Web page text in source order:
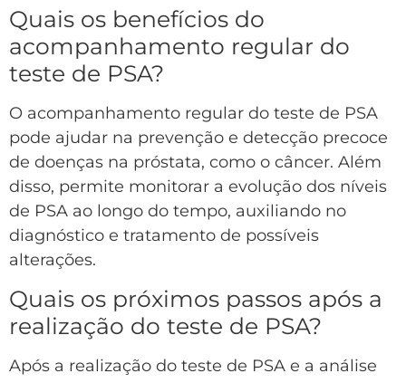
Quais os benefícios do
acompanhamento regular do
teste de PSA?
O acompanhamento regular do teste de PSA
pode ajudar na prevenção e detecção precoce
de doenças na próstata, como o câncer. Além
disso, permite monitorar a evolução dos níveis
de PSA ao longo do tempo, auxiliando no
diagnóstico e tratamento de possíveis
alterações.
Quais os próximos passos após a
realização do teste de PSA?
Após a realização do teste de PSA e a análise